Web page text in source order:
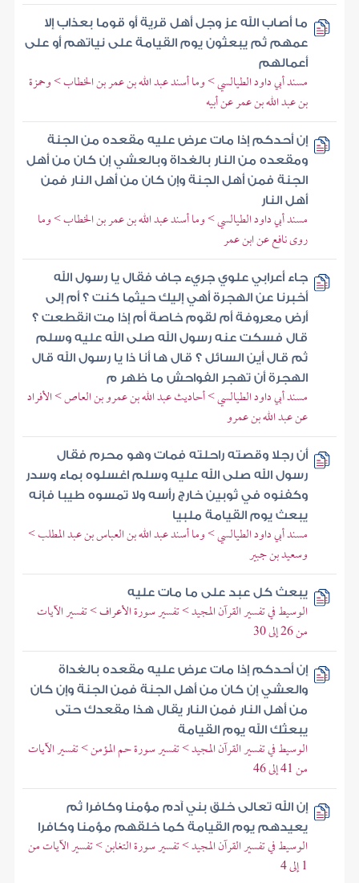
ما أصاب الله عز وجل أهل قرية أو قوما بعذاب إلا
عمهم ثم يبعثون يوم القيامة على نياتهم أو على
أعمالهم
مسند أبي داود الطيالسي > وما أسند عبد الله بن عمر بن الخطاب > وحمزة
بن عبد الله بن عمر عن أبيه
إن أحدكم إذا مات عرض عليه مقعده من الجنة
ومقعده من النار بالغداة وبالعشي إن كان من أهل
الجنة فمن أهل الجنة وإن كان من أهل النار فمن
أهل النار
مسند أبي داود الطيالسي > وما أسند عبد الله بن عمر بن الخطاب > وما
روى نافع عن ابن عمر
جاء أعرابي علوي جريء جاف فقال يا رسول الله
أخبرنا عن الهجرة أهي إليك حيثما كنت ؟ أم إلى
أرض معروفة أم لقوم خاصة أم إذا مت انقطعت ؟
قال فسكت عنه رسول الله صلى الله عليه وسلم
ثم قال أين السائل ؟ قال ها أنا ذا يا رسول الله قال
الهجرة أن تهجر الفواحش ما ظهر م
مسند أبي داود الطيالسي > أحاديث عبد الله بن عمرو بن العاص > الأفراد
عن عبد الله بن عمرو
أن رجلا وقصته راحلته فمات وهو محرم فقال
رسول الله صلى الله عليه وسلم اغسلوه بماء وسدر
وكفنوه في ثوبين خارج رأسه ولا تمسوه طيبا فإنه
يبعث يوم القيامة ملبيا
مسند أبي داود الطيالسي > وما أسند عبد الله بن العباس بن عبد المطلب >
وسعيد بن جبير
يبعث كل عبد على ما مات عليه
الوسيط في تفسير القرآن المجيد > تفسير سورة الأعراف > تفسير الآيات
من 26 إلى 30
إن أحدكم إذا مات عرض عليه مقعده بالغداة
والعشي إن كان من أهل الجنة فمن الجنة وإن كان
من أهل النار فمن النار يقال هذا مقعدك حتى
يبعثك الله يوم القيامة
الوسيط في تفسير القرآن المجيد > تفسير سورة حم المؤمن > تفسير الآيات
من 41 إلى 46
إن الله تعالى خلق بني آدم مؤمنا وكافرا ثم
يعيدهم يوم القيامة كما خلقهم مؤمنا وكافرا
الوسيط في تفسير القرآن المجيد > تفسير سورة التغابن > تفسير الآيات من
1 إلى 4